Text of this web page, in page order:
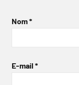
Nom*
E-mail *